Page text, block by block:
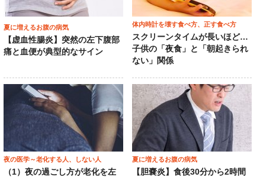
夏に増えるお腹の病気
【虚血性腸炎】突然の左下腹部
痛と血便が典型的なサイン
体内時計を壊す食べ方、正す食べ方
スクリーンタイムが長いほど…
子供の「夜食」と「朝起きられ
ない」関係
夜の医学～老化する人、しない人
（1）夜の過ごし方が老化を左
夏に増えるお腹の病気
【胆嚢炎】食後30分から2時間